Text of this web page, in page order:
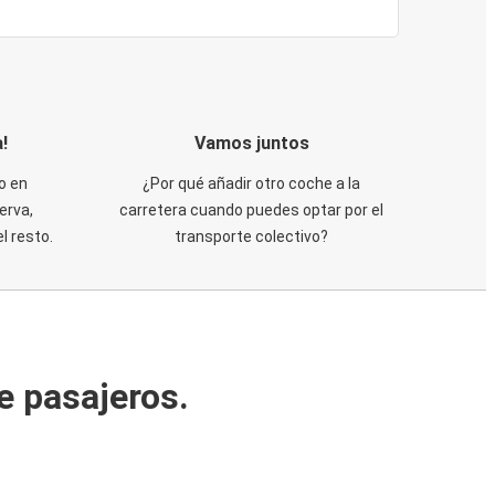
en
resto.
Vamos juntos
¿Por qué añadir otro coche a la
carretera cuando puedes optar por el
transporte colectivo?
pasajeros.